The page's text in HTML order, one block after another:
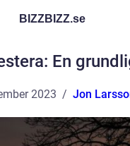
BIZZBIZZ.se
En
2023 Jon